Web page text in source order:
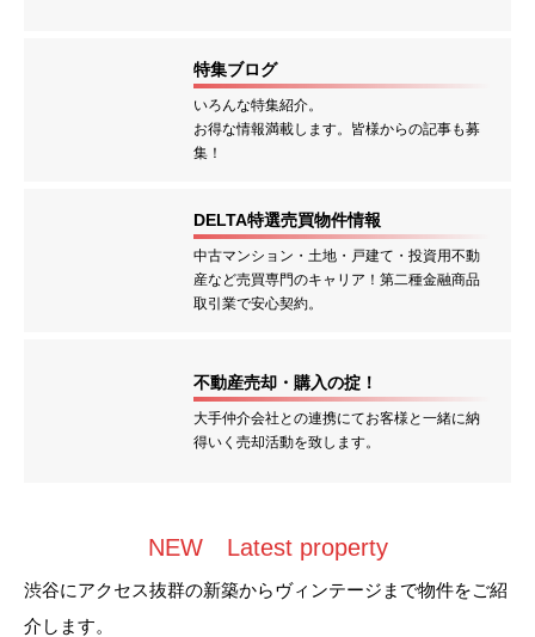
特集ブログ
いろんな特集紹介。
お得な情報満載します。皆様からの記事も募
集！
DELTA特選売買物件情報
中古マンション・土地・戸建て・投資用不動
産など売買専門のキャリア！第二種金融商品
取引業で安心契約。
不動産売却・購入の掟！
大手仲介会社との連携にてお客様と一緒に納
得いく売却活動を致します。
NEW Latest property
渋谷にアクセス抜群の新築からヴィンテージまで物件をご紹
介します。